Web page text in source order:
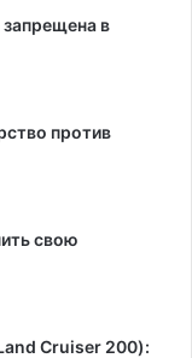
в
против
свою
Cruiser 200):